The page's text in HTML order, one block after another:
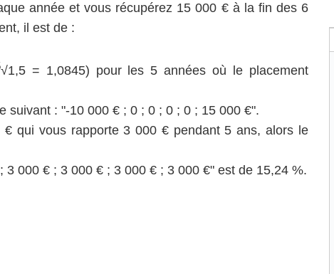
année et vous récupérez 15 000 € à la fin des 6
il est de :
√1,5 = 1,0845) pour les 5 années où le placement
suivant : "-10 000 € ; 0 ; 0 ; 0 ; 0 ; 15 000 €".
qui vous rapporte 3 000 € pendant 5 ans, alors le
000 € ; 3 000 € ; 3 000 € ; 3 000 €" est de 15,24 %.